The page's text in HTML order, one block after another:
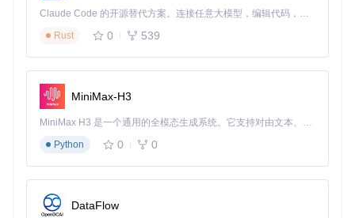
程（ISR），为你的操作系统赋予"感知能力"。
技巧：中断处理的关键在于保存和恢复上下文。可以将这个
为什么需要了解中断处理？因为键盘输入、鼠标移动、时钟计
时等所有外部事件都通过中断机制通知系统。没有中断，你的
尝试为不同的硬件中断编写自定义处理程序，比如让系统在按
下特定键时显示自定义消息。这个练习将帮助你理解中断优先
级和中断嵌套的工作原理，以及操作系统如何在复杂环境中保
Claude Code 的开源替代方案。连接任意大模型，编辑代码，运行命令，自动验证 — 全自动执行。用 Rust 构建，极致性能。 ｜ An open-source alternative to Claude Code. Connect any LLM, edit code, run commands, and verify changes — autonomously. Built in Rust for speed. Get Started
Rust
0 539
MiniMax-H3
MiniMax H3 是一个通用的全模态生成系统。它支持对由文本、图像、视频和音频组成的多模态上下文进行统一理解，并能生成分辨率高达 2K、时长可达 15 秒的带原生立体声音频的视频。得益于面向任务泛化的系统设计，H3 在预训练阶段就已具备广泛的多模态上下文理解与生成能力，能够出色地执行复杂的多模态指令。
Python
0 0
DataFlow